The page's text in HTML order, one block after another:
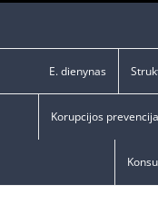
E. dienynas
Korupcijos prevencija